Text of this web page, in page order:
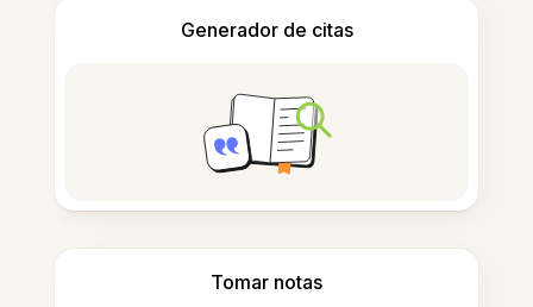
Generador de citas
Tomar notas